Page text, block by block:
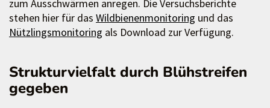
zum Ausschwärmen anregen. Die Versuchsberichte
stehen hier für das Wildbienenmonitoring und das
Nützlingsmonitoring als Download zur Verfügung.
Strukturvielfalt durch Blühstreifen
gegeben